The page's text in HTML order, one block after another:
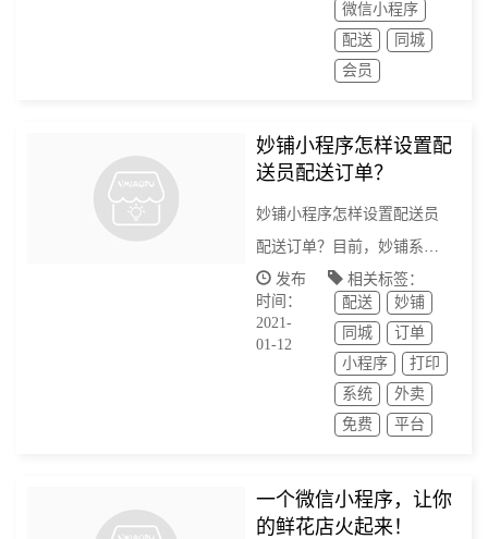
微信小程序
配送
同城
会员
妙铺小程序怎样设置配
送员配送订单？
妙铺小程序怎样设置配送员
配送订单？目前，妙铺系统
有两种配送方式：一种是同
城配送，另外一种是物流快
递配送。
发布
时间：
2021-
01-12
相关标签：
配送
妙铺
同城
订单
小程序
打印
系统
外卖
免费
平台
一个微信小程序，让你
的鲜花店火起来！